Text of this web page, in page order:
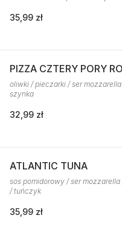
35,99 zł
PIZZA CZTERY PORY
oliwki / pieczarki / ser
szynka
32,99 zł
ATLANTIC TUNA
sos pomidorowy / ser
/ tuńczyk
35,99 zł